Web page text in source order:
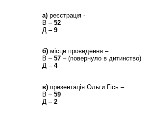
а)реєстрація -
В – 52
Д – 9
б)місце проведення –
В – 57– (повернуло в дитинство)
Д – 4
в)презентація Ольги Гісь –
В – 59
Д – 2